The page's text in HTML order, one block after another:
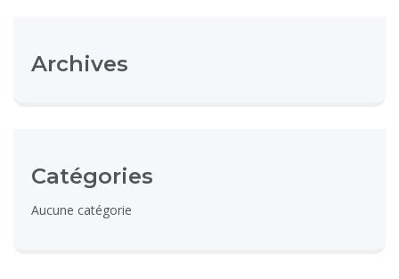
Archives
Catégories
Aucune catégorie